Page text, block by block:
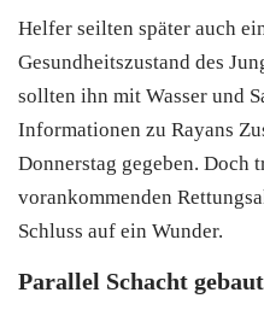
Helfer seilten später auch
Gesundheitszustand des
sollten ihn mit Wasser und
Informationen zu Rayans
Donnerstag gegeben. Doch
vorankommenden
Schluss auf ein Wunder.
Parallel Schacht gebaut